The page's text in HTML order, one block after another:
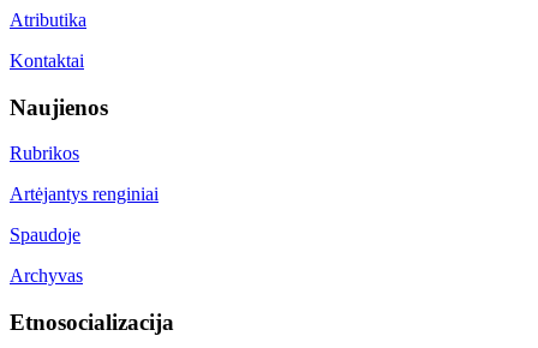
Atributika
Kontaktai
Naujienos
Rubrikos
Artėjantys renginiai
Spaudoje
Archyvas
Etnosocializacija